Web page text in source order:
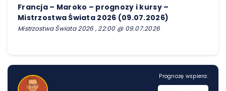
Francja – Maroko – prognozy i kursy –
Mistrzostwa Świata 2026 (09.07.2026)
Mistrzostwa Świata 2026 , 22:00 @ 09.07.2026
Prognozę wspiera: